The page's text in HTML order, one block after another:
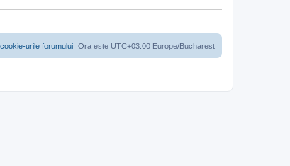
Ora este UTC+03:00 Europe/Bucharest
urile forumului